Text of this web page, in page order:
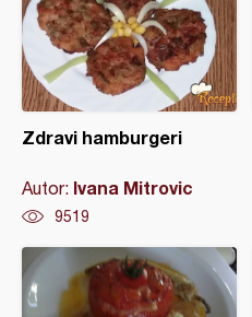
Zdravi hamburgeri
Autor: Ivana Mitrovic
9519